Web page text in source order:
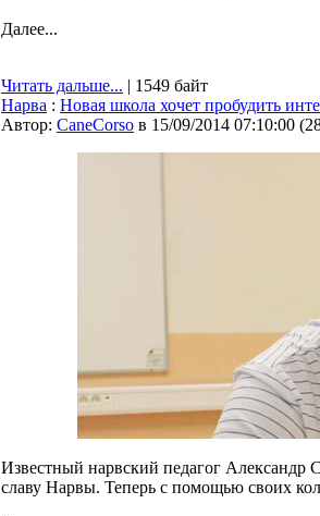
Далее...
Читать дальше... | 1549 байт
Нарва : Новая школа хочет пробудить
Автор: CaneCorso в 15/09/2014 07:10:00 (
Известный нарвский педагог
славу Нарвы. Теперь с помощью своих